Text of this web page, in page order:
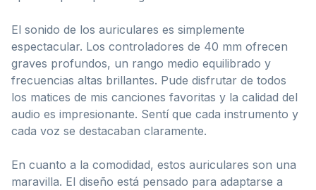
El sonido de los auriculares es simplemente
espectacular. Los controladores de 40 mm ofrecen
graves profundos, un rango medio equilibrado y
frecuencias altas brillantes. Pude disfrutar de todos
los matices de mis canciones favoritas y la calidad del
audio es impresionante. Sentí que cada instrumento y
cada voz se destacaban claramente.
En cuanto a la comodidad, estos auriculares son una
maravilla. El diseño está pensado para adaptarse a